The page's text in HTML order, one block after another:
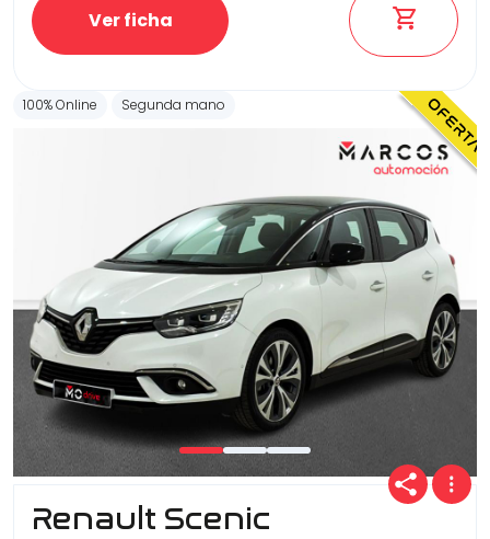
Ver ficha
100% Online Segunda mano
Renault Scenic